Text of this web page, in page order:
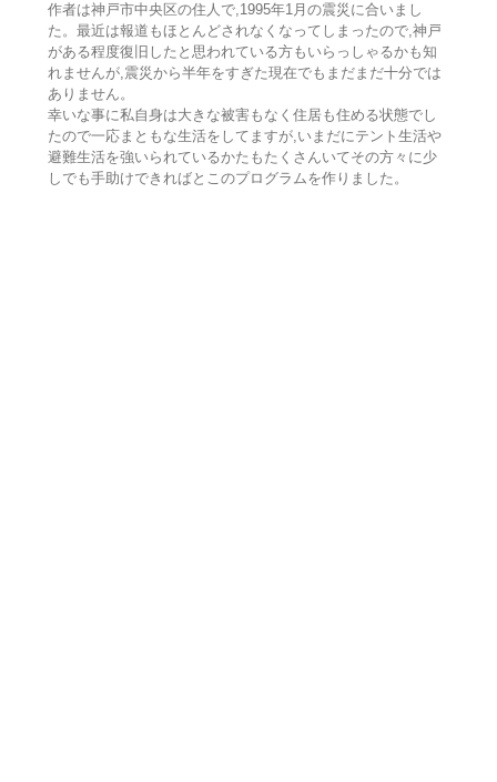
作者は神戸市中央区の住人で,1995年1月の震災に合いまし
た。最近は報道もほとんどされなくなってしまったので,神戸
がある程度復旧したと思われている方もいらっしゃるかも知
れませんが,震災から半年をすぎた現在でもまだまだ十分では
ありません。
幸いな事に私自身は大きな被害もなく住居も住める状態でし
たので一応まともな生活をしてますが,いまだにテント生活や
避難生活を強いられているかたもたくさんいてその方々に少
しでも手助けできればとこのプログラムを作りました。